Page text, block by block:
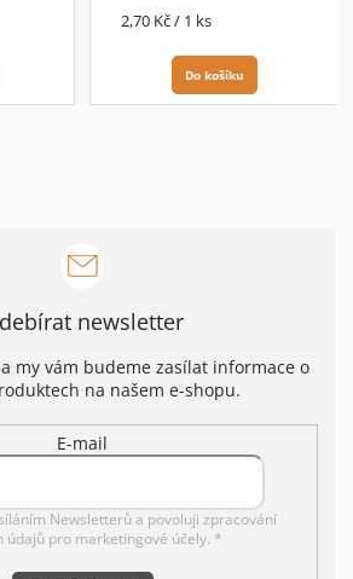
Měrná
2,70 Kč / 1 ks
Do košíku
newsletter
my vám budeme zasílat informace o
na našem e-shopu.
E-mail
Newsletterů a povoluji zpracování
údajů pro marketingové účely. *